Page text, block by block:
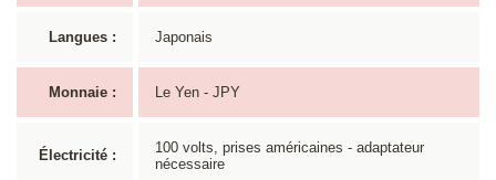
Langues : Japonais
Monnaie : Le Yen - JPY
Électricité :
100 volts, prises américaines - adaptateur
nécessaire